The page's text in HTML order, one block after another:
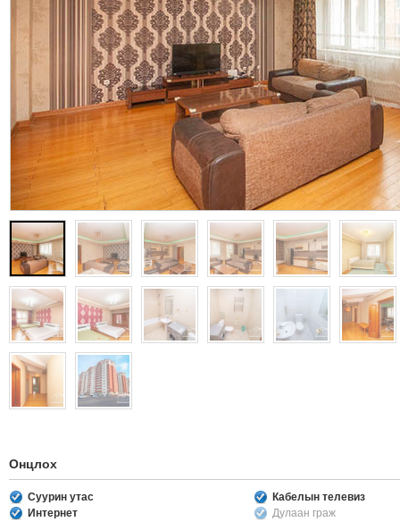
Онцлох
Суурин утас
Кабелын телевиз
Интернет
Дулаан граж